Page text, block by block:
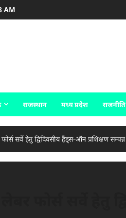
AM
राजस्थान मध्य प्रदेश राजनीति
सर्वे हेतु द्विदिवसीय हैंड्स-ऑन प्रशिक्षण सम्पन्न